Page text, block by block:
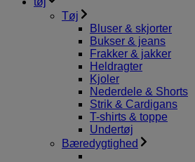
Tøj
Bluser & skjorter
Bukser & jeans
Frakker & jakker
Heldragter
Kjoler
Nederdele & Shorts
Strik & Cardigans
T-shirts & toppe
Undertøj
Bæredygtighed